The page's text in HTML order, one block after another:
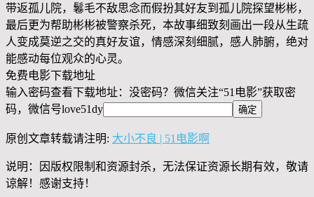
带返孤儿院，鬈毛不敌思念而假扮其好友到孤儿院探望彬彬，
最后更为帮助彬彬被警察杀死，本故事细致刻画出一段从生疏
人变成莫逆之交的真好友谊，情感深刻细腻，感人肺腑，绝对
能感动每位观众的心灵。
免费电影下载地址
输入密码查看下载地址：没密码？微信关注“51电影”获取密
码，微信号love51dy
原创文章转载请注明: 大小不良 | 51电影啊
说明：因版权限制和资源封杀，无法保证资源长期有效，敬请
谅解！感谢支持！